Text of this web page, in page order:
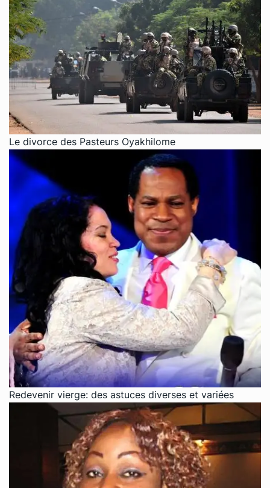
Le divorce des Pasteurs Oyakhilome
Redevenir vierge: des astuces diverses et variées